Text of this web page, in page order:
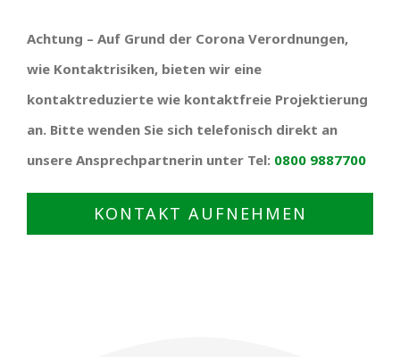
Achtung – Auf Grund der Corona Verordnungen,
wie Kontaktrisiken, bieten wir eine
kontaktreduzierte wie kontaktfreie Projektierung
an. Bitte wenden Sie sich telefonisch direkt an
unsere Ansprechpartnerin unter Tel: 0800 9887700
KONTAKT AUFNEHMEN